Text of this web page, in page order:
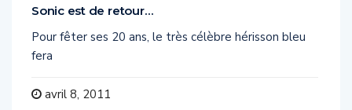
Sonic est de retour…
Pour fêter ses 20 ans, le très célèbre hérisson bleu
fera
avril 8, 2011